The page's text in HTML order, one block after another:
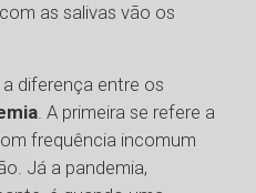
as salivas vão os
diferença entre os
. A primeira se refere a
frequência incomum
Já a pandemia,